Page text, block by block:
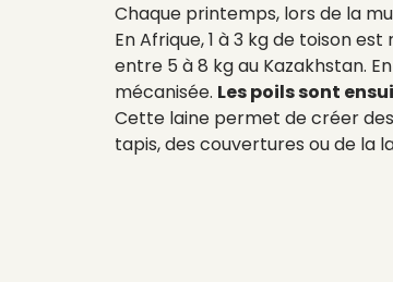
Chaque printemps, lors de la
En Afrique, 1 à 3 kg de toison
entre 5 à 8 kg au Kazakhstan.
mécanisée. Les poils sont
Cette laine permet de créer
tapis, des couvertures ou de la